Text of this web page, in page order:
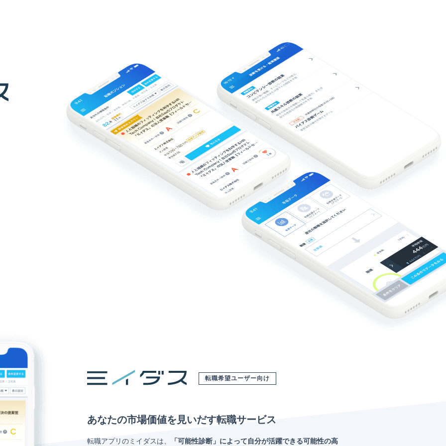
転職希望ユーザー向け
あなたの市場価値を見いだす転職サービス
転職アプリのミイダスは、 「可能性診断」によって自分が活躍できる可能性の高